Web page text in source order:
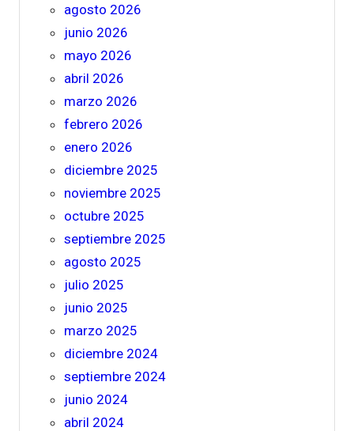
agosto 2026
junio 2026
mayo 2026
abril 2026
marzo 2026
febrero 2026
enero 2026
diciembre 2025
noviembre 2025
octubre 2025
septiembre 2025
agosto 2025
julio 2025
junio 2025
marzo 2025
diciembre 2024
septiembre 2024
junio 2024
abril 2024